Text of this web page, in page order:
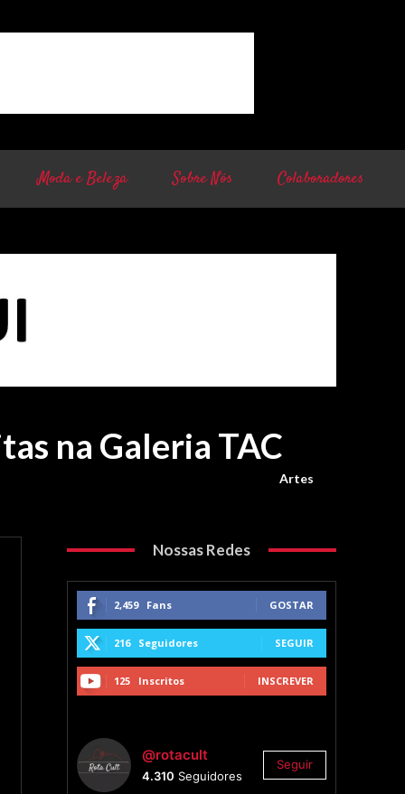
Moda e Beleza Sobre Nós Colaboradores
na Galeria TAC
Artes
Nossas Redes
2,459 Fans GOSTAR
216 Seguidores SEGUIR
125 Inscritos INSCREVER
@rotacult
4.310 Seguidores
Seguir